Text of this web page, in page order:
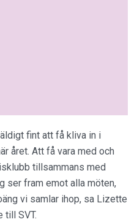
fint att få kliva in i
året. Att få vara med och
tillsammans med
ser fram emot alla möten,
vi samlar ihop, sa Lizette
till SVT.